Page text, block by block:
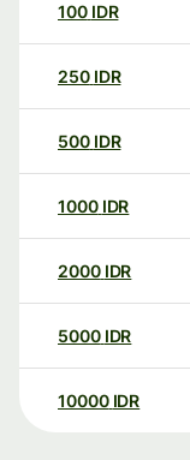
100 IDR
250 IDR
500 IDR
1000 IDR
2000 IDR
5000 IDR
10000 IDR